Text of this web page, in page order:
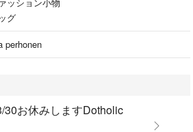
グ
perhonen
30お休みしますDotholic